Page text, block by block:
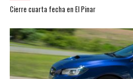
Cierre cuarta fecha en El Pinar